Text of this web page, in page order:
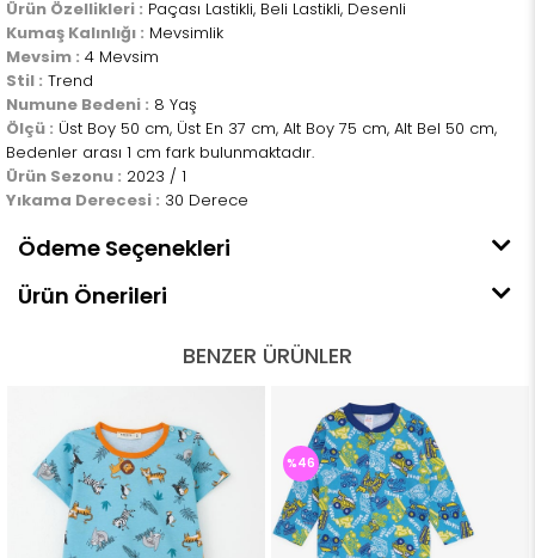
Ürün Özellikleri : Paçası Lastikli, Beli Lastikli, Desenli
Kumaş Kalınlığı : Mevsimlik
Mevsim : 4 Mevsim
Stil : Trend
Numune Bedeni : 8 Yaş
Ölçü : Üst Boy 50 cm, Üst En 37 cm, Alt Boy 75 cm, Alt Bel 50 cm,
Bedenler arası 1 cm fark bulunmaktadır.
Ürün Sezonu : 2023 / 1
Yıkama Derecesi : 30 Derece
Ödeme Seçenekleri
Ürün Önerileri
BENZER ÜRÜNLER
%46